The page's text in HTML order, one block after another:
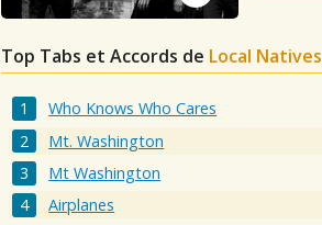
Top Tabs et Accords de Local Natives
Who Knows Who Cares
Mt. Washington
Mt Washington
Airplanes